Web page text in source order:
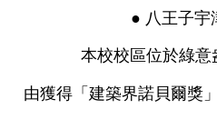
● 八王子宇
本校校區位於綠意
由獲得「建築界諾貝爾獎